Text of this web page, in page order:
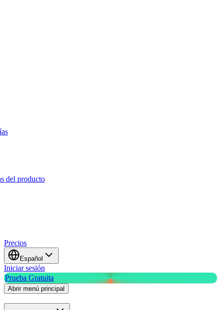
del producto
Precios
Español
Iniciar sesión
Prueba Gratuita
Abrir menú principal